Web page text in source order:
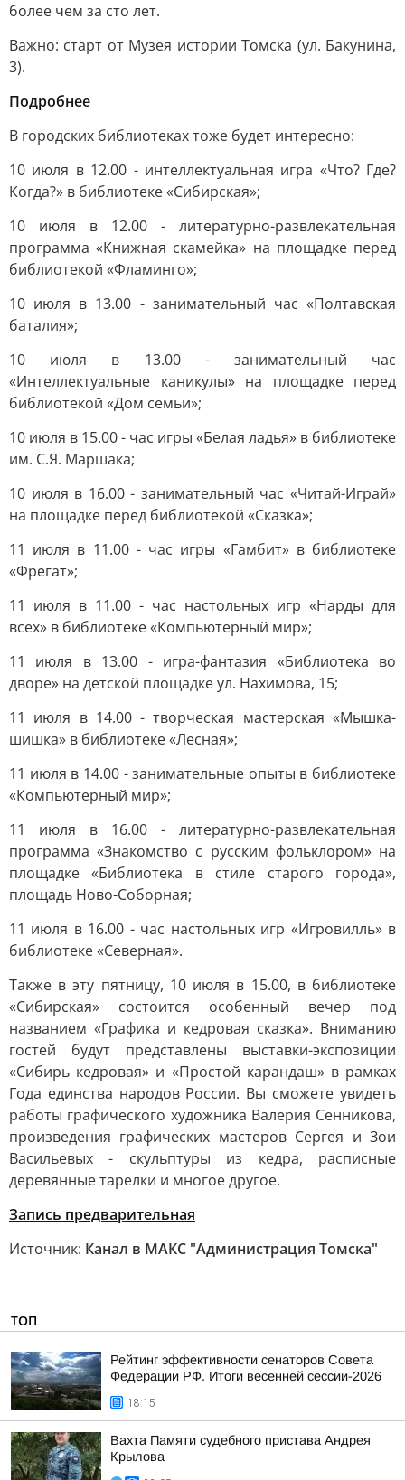
более чем за сто лет.
Важно: старт от Музея истории Томска (ул. Бакунина,
3).
Подробнее
В городских библиотеках тоже будет интересно:
10 июля в 12.00 - интеллектуальная игра «Что? Где?
Когда?» в библиотеке «Сибирская»;
10 июля в 12.00 - литературно-развлекательная
программа «Книжная скамейка» на площадке перед
библиотекой «Фламинго»;
10 июля в 13.00 - занимательный час «Полтавская
баталия»;
10 июля в 13.00 - занимательный час
«Интеллектуальные каникулы» на площадке перед
библиотекой «Дом семьи»;
10 июля в 15.00 - час игры «Белая ладья» в библиотеке
им. С.Я. Маршака;
10 июля в 16.00 - занимательный час «Читай-Играй»
на площадке перед библиотекой «Сказка»;
11 июля в 11.00 - час игры «Гамбит» в библиотеке
«Фрегат»;
11 июля в 11.00 - час настольных игр «Нарды для
всех» в библиотеке «Компьютерный мир»;
11 июля в 13.00 - игра-фантазия «Библиотека во
дворе» на детской площадке ул. Нахимова, 15;
11 июля в 14.00 - творческая мастерская «Мышка-
шишка» в библиотеке «Лесная»;
11 июля в 14.00 - занимательные опыты в библиотеке
«Компьютерный мир»;
11 июля в 16.00 - литературно-развлекательная
программа «Знакомство с русским фольклором» на
площадке «Библиотека в стиле старого города»,
площадь Ново-Соборная;
11 июля в 16.00 - час настольных игр «Игровилль» в
библиотеке «Северная».
Также в эту пятницу, 10 июля в 15.00, в библиотеке
«Сибирская» состоится особенный вечер под
названием «Графика и кедровая сказка». Вниманию
гостей будут представлены выставки-экспозиции
«Сибирь кедровая» и «Простой карандаш» в рамках
Года единства народов России. Вы сможете увидеть
работы графического художника Валерия Сенникова,
произведения графических мастеров Сергея и Зои
Васильевых - скульптуры из кедра, расписные
деревянные тарелки и многое другое.
Запись предварительная
Источник: Канал в МАКС "Администрация Томска"
ТОП
Рейтинг эффективности сенаторов Совета
Федерации РФ. Итоги весенней сессии-2026
18:15
Вахта Памяти судебного пристава Андрея
Крылова